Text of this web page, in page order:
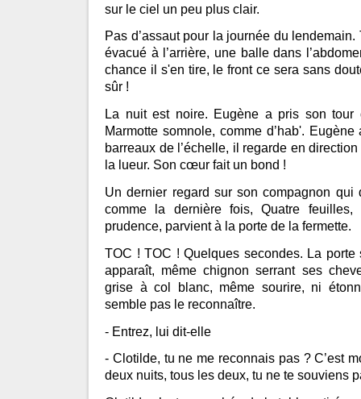
sur le ciel un peu plus clair.
Pas d’assaut pour la journée du
évacué à l’arrière, une balle dans
chance il s'en tire, le front ce sera sans
sûr !
La nuit est noire. Eugène a pris son
Marmotte somnole, comme d’hab'.
barreaux de l’échelle, il regarde en
la lueur. Son cœur fait un bond !
Un dernier regard sur son compagnon qui
comme la dernière fois, Quatre feuilles,
prudence, parvient à la porte de la fermette.
TOC ! TOC ! Quelques secondes. La porte
apparaît, même chignon serrant ses
grise à col blanc, même sourire, ni
semble pas le reconnaître.
- Entrez, lui dit-elle
- Clotilde, tu ne me reconnais pas ? C’est
deux nuits, tous les deux, tu ne te souviens